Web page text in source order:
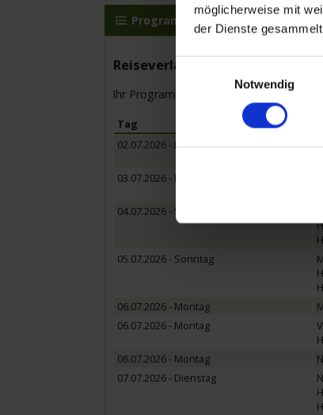
möglicherweise mit
der Dienste
Einwilligungsauswahl
Notwendig
Programm MS Lady Diletta
Reiseverlauf
Ihr Programm für die Kreuzfahrt vom
Tag
02.07.2026 - Donnerstag
03.07.2026 - Freitag
04.07.2026 - Samstag
05.07.2026 - Sonntag
06.07.2026 - Montag
06.07.2026 - Montag
06.07.2026 - Montag
07.07.2026 - Dienstag